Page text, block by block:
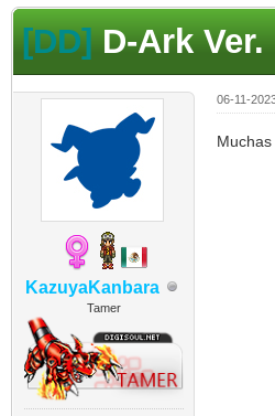
[DD]D-Ark Ver.
KazuyaKanbara
Tamer
06-11-